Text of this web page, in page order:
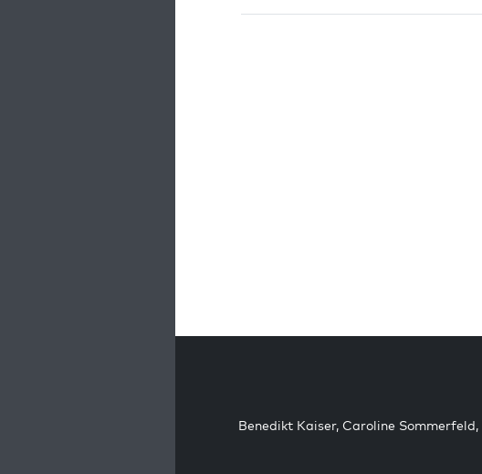
Benedikt Kaiser, Caroline Sommerfeld,